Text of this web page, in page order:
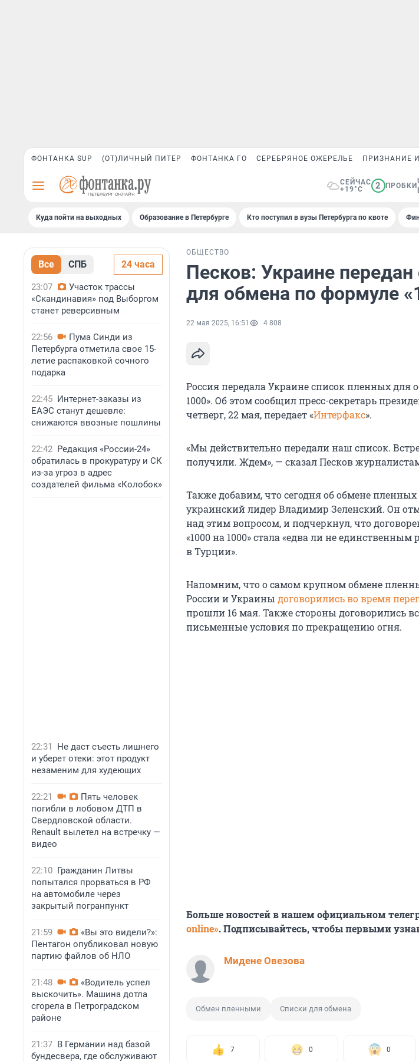
ФОНТАНКА SUP (ОТ)ЛИЧНЫЙ ПИТЕР ФОНТАНКА ГО СЕРЕБРЯНОЕ ОЖЕРЕЛЬЕ ПРИЗНАНИЕ
СЕЙЧАС
+19°C
2 ПРОБКИ
Куда пойти на выходных Образование в Петербурге Кто поступил в вузы Петербурга по квоте
Все СПБ 24 часа
23:07
Участок трассы
«Скандинавия» под Выборгом
станет реверсивным
22:56
Пума Синди из
Петербурга отметила свое 15-
летие распаковкой сочного
подарка
22:45 Интернет-заказы из
ЕАЭС станут дешевле:
снижаются ввозные пошлины
22:42 Редакция «России-24»
обратилась в прокуратуру и СК
из-за угроз в адрес
создателей фильма «Колобок»
22:31
Не даст съесть лишнего
и уберет отеки: этот продукт
незаменим для худеющих
22:21
Пять человек
погибли в лобовом ДТП в
Свердловской области.
Renault вылетел на встречку —
видео
22:10 Гражданин Литвы
попытался прорваться в РФ
на автомобиле через
закрытый погранпункт
21:59
«Вы это видели?»:
Пентагон опубликовал новую
партию файлов об НЛО
21:48
«Водитель успел
выскочить». Машина дотла
сгорела в Петроградском
районе
21:37 В Германии над базой
бундесвера, где обслуживают
ОБЩЕСТВО
Песков: Украине
для обмена по формуле
22 мая 2025, 16:51 4 808
Россия передала Украине список пленных для
1000». Об этом сообщил пресс-секретарь
четверг, 22 мая, передает «Интерфакс».
«Мы действительно передали наш список.
получили. Ждем», — сказал Песков
Также добавим, что сегодня об обмене
украинский лидер Владимир Зеленский. Он
над этим вопросом, и подчеркнул, что
«1000 на 1000» стала «едва ли не
в Турции».
Напомним, что о самом крупном обмене
России и Украины договорились во время
прошли 16 мая. Также стороны договорились
письменные условия по прекращению огня.
Больше новостей в нашем официальном
online». Подписывайтесь, чтобы первыми
Мидене Овезова
Обмен пленными Списки для обмена
7 0 0